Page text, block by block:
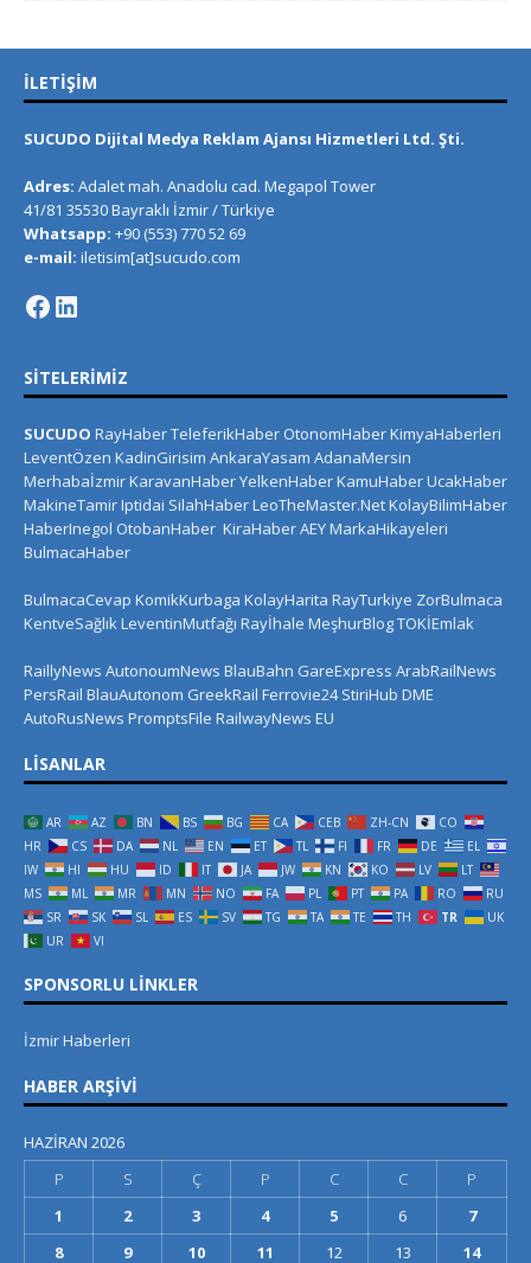
İLETIŞIM
SUCUDO Dijital Medya Reklam Ajansı Hizmetleri Ltd. Şti.
Adres: Adalet mah. Anadolu cad. Megapol Tower
41/81 35530 Bayraklı İzmir / Türkiye
Whatsapp: +90 (553) 770 52 69
e-mail: iletisim[at]sucudo.com
SITELERIMIZ
SUCUDO RayHaberTeleferikHaber OtonomHaberKimyaHaberleri
LeventÖzen KadinGirisim AnkaraYasam AdanaMersin
MerhabaİzmirKaravanHaberYelkenHaberKamuHaberUcakHaber
MakineTamirIptidai SilahHaberLeoTheMaster.NetKolayBilimHaber
HaberInegol OtobanHaber KiraHaberAEYMarkaHikayeleri
BulmacaHaber
BulmacaCevap KomikKurbaga KolayHarita RayTurkiye ZorBulmaca
KentveSağlıkLeventinMutfağı Rayİhale MeşhurBlogTOKİEmlak
RaillyNews AutonoumNews BlauBahn GareExpress ArabRailNews
PersRail BlauAutonom GreekRail Ferrovie24 StiriHub DME
AutoRusNews PromptsFile RailwayNews EU
LISANLAR
AR AZ BN BS BG CA CEB ZH-CN
CO
HR
CS DA NL EN ET TL FI FR DE
EL
IW
HI HU ID IT JA JW KN KO LV
LT
MS
ML MR MN NO FA PL PT PA RO
RU
SR
SK SL ES SV TG TA TE TH TR
UK
UR
VI
SPONSORLU LINKLER
İzmir Haberleri
HABER ARŞIVI
HAZIRAN 2026
P
S Ç P C C
P
1
2 3 4 5 6
7
8
9 10 11 12 13 14